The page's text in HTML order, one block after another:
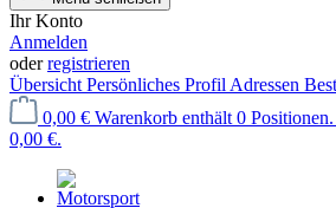
Ihr Konto
Anmelden
oderregistrieren
Übersicht Persönliches Profil Adressen
0,00 € Warenkorb enthält 0
0,00 €.